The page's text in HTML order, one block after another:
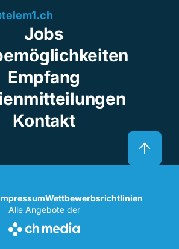
Jobs
Empfang
Kontakt
Wettbewerbsrichtlinien
Alle Angebote der